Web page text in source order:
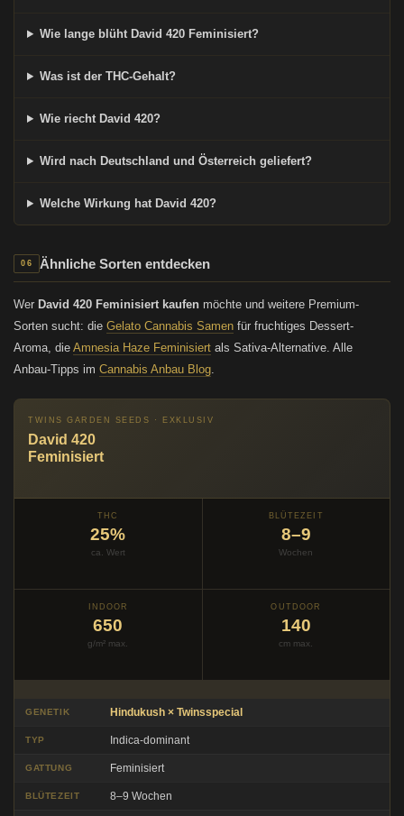
Wie lange blüht David 420 Feminisiert?
Was ist der THC-Gehalt?
Wie riecht David 420?
Wird nach Deutschland und Österreich geliefert?
Welche Wirkung hat David 420?
06 Ähnliche Sorten entdecken
Wer David 420 Feminisiert kaufen möchte und weitere Premium-
Sorten sucht: die Gelato Cannabis Samen für fruchtiges Dessert-
Aroma, die Amnesia Haze Feminisiert als Sativa-Alternative. Alle
Anbau-Tipps im Cannabis Anbau Blog.
TWINS GARDEN SEEDS · EXKLUSIV
David 420
Feminisiert
THC
25%
ca. Wert
BLÜTEZEIT
8–9
Wochen
INDOOR
650
g/m² max.
OUTDOOR
140
cm max.
GENETIK Hindukush × Twinsspecial
TYP Indica-dominant
GATTUNG Feminisiert
BLÜTEZEIT 8–9 Wochen